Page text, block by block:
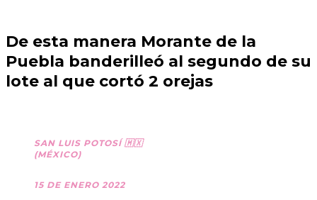
De esta manera Morante de la
Puebla banderilleó al segundo de su
lote al que cortó 2 orejas
SAN LUIS POTOSÍ 🇲🇽
(MÉXICO)
15 DE ENERO 2022